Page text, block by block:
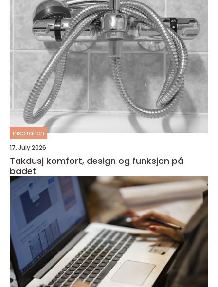
inspiration
17. July 2026
Takdusj komfort, design og funksjon på
badet